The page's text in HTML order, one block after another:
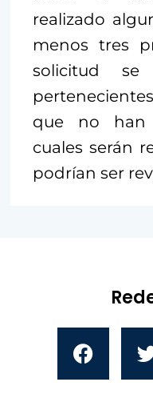
realizado
menos tres
solicitud se
que no han
cuales serán
podrían ser